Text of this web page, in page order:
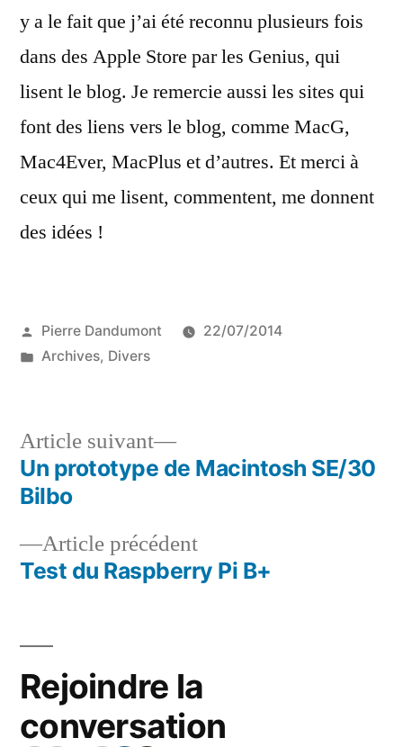
y a le fait que j’ai été reconnu plusieurs fois
dans des Apple Store par les Genius, qui
lisent le blog. Je remercie aussi les sites qui
font des liens vers le blog, comme MacG,
Mac4Ever, MacPlus et d’autres. Et merci à
ceux qui me lisent, commentent, me donnent
des idées !
Publié
par
Pierre Dandumont
22/07/2014
Publié
Archives, Divers
Navigation
l’article
Article précédentArticle
précédent :
Test du Raspberry Pi B+
Article suivant
Article
suivant :
Un prototype de Macintosh SE/30
Bilbo
Rejoindre la
conversation